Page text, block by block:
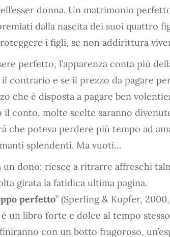
donna. Un matrimonio
dalla nascita dei suoi quattro
i figli, se non addirittura
perfetto, l’apparenza conta più
contrario e se il prezzo da pagare
che è disposta a pagare ben
il conto, molte scelte saranno
che poteva perdere più tempo ad
splendenti. Ma vuoti…
un dono: riesce a ritrarre affreschi
girata la fatidica ultima pagina.
perfetto” (Sperling & Kupfer,
è un libro forte e dolce al tempo
con un botto fragoroso,